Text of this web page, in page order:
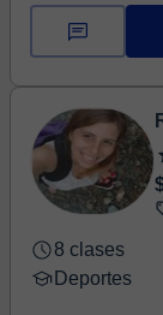
8 clases
Deportes